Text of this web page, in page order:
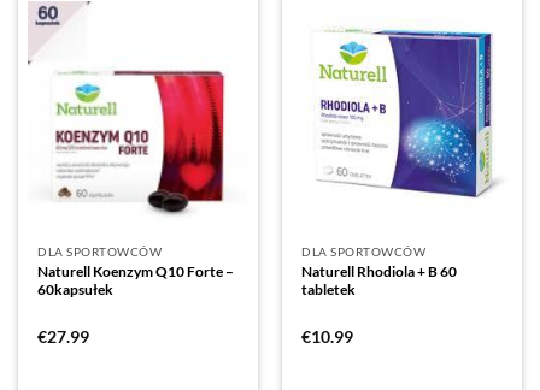
DLA SPORTOWCÓW
Naturell Koenzym Q10 Forte –
60kapsułek
€27.99
DLA SPORTOWCÓW
Naturell Rhodiola + B 60
tabletek
€10.99